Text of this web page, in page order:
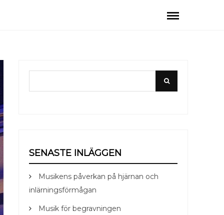
for:
Search
SENASTE INLÄGGEN
Musikens påverkan på hjärnan och
inlärningsförmågan
Musik för begravningen